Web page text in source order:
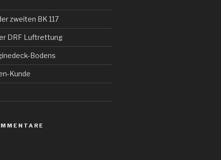
zweiten BK 117
DRF Luftrettung
Bodens
Kunde